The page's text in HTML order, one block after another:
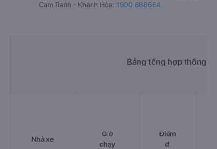
Cam Ranh - Khánh Hòa: 1900 888684
Bảng tổng hợp thông
Nhà xe
Giờ
chạy
Điểm
đi